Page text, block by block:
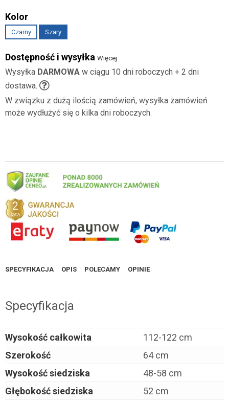
Czarny Szary
Dostępność i wysyłka Więcej
Wysyłka DARMOWA w ciągu 10 dni roboczych + 2 dni
dostawa.
W związku z dużą ilością zamówień, wysyłka zamówień
może wydłużyć się o kilka dni roboczych.
SPECYFIKACJA OPIS POLECAMY OPINIE
Specyfikacja
Wysokość całkowita
112-122 cm
Szerokość
64 cm
Wysokość siedziska
48-58 cm
Głębokość siedziska
52 cm